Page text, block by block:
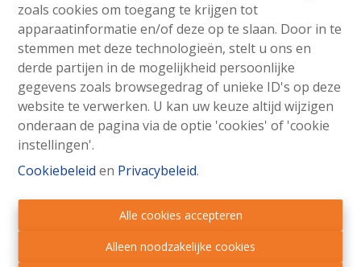
zoals cookies om toegang te krijgen tot
apparaatinformatie en/of deze op te slaan. Door in te
stemmen met deze technologieën, stelt u ons en
derde partijen in de mogelijkheid persoonlijke
gegevens zoals browsegedrag of unieke ID's op deze
website te verwerken. U kan uw keuze altijd wijzigen
onderaan de pagina via de optie 'cookies' of 'cookie
instellingen'.
Cookiebeleid en Privacybeleid.
Alle cookies accepteren
Alleen noodzakelijke cookies
Beste Eveline, Hartelijk bedankt voor de mooie
bloemen, die ons overhandigd werden door de notaris
Ik wens nog een prettig en aangenaam eind 2020 en
een gezond jaar voor 2021. Groetjes, Roger cuypers